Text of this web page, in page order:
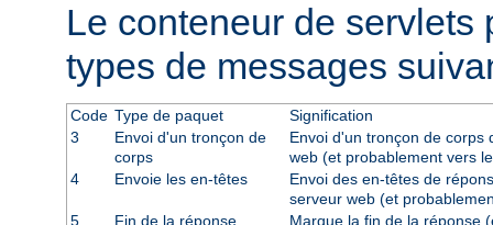
Le conteneur de servlets
types de messages
Code Type de paquet
Signification
3
Envoi d'un tronçon de
corps
Envoi d'un tronçon de corps
web (et probablement vers
4
Envoie les en-têtes
Envoi des en-têtes de
serveur web (et
5
Fin de la réponse
Marque la fin de la réponse